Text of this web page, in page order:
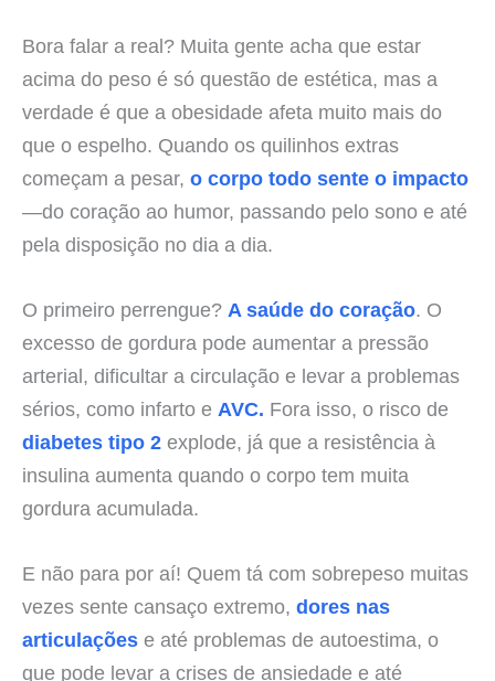
Bora falar a real? Muita gente acha que estar
acima do peso é só questão de estética, mas a
verdade é que a obesidade afeta muito mais do
que o espelho. Quando os quilinhos extras
começam a pesar, o corpo todo sente o impacto
—do coração ao humor, passando pelo sono e até
pela disposição no dia a dia.
O primeiro perrengue? A saúde do coração. O
excesso de gordura pode aumentar a pressão
arterial, dificultar a circulação e levar a problemas
sérios, como infarto e AVC. Fora isso, o risco de
diabetes tipo 2 explode, já que a resistência à
insulina aumenta quando o corpo tem muita
gordura acumulada.
E não para por aí! Quem tá com sobrepeso muitas
vezes sente cansaço extremo, dores nas
articulações e até problemas de autoestima, o
que pode levar a crises de ansiedade e até